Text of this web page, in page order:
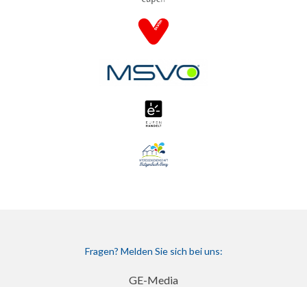
Fragen? Melden Sie sich bei uns:
GE-Media